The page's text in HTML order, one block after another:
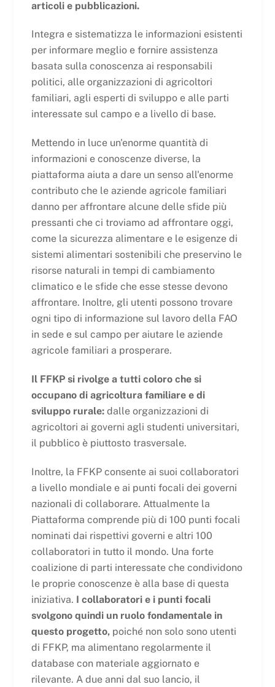
articoli e pubblicazioni.
Integra e sistematizza le informazioni esistenti
per informare meglio e fornire assistenza
basata sulla conoscenza ai responsabili
politici, alle organizzazioni di agricoltori
familiari, agli esperti di sviluppo e alle parti
interessate sul campo e a livello di base.
Mettendo in luce un'enorme quantità di
informazioni e conoscenze diverse, la
piattaforma aiuta a dare un senso all'enorme
contributo che le aziende agricole familiari
danno per affrontare alcune delle sfide più
pressanti che ci troviamo ad affrontare oggi,
come la sicurezza alimentare e le esigenze di
sistemi alimentari sostenibili che preservino le
risorse naturali in tempi di cambiamento
climatico e le sfide che esse stesse devono
affrontare. Inoltre, gli utenti possono trovare
ogni tipo di informazione sul lavoro della FAO
in sede e sul campo per aiutare le aziende
agricole familiari a prosperare.
Il FFKP si rivolge a tutti coloro che si
occupano di agricoltura familiare e di
sviluppo rurale:dalle organizzazioni di
agricoltori ai governi agli studenti universitari,
il pubblico è piuttosto trasversale.
Inoltre, la FFKP consente ai suoi collaboratori
a livello mondiale e ai punti focali dei governi
nazionali di collaborare. Attualmente la
Piattaforma comprende più di 100 punti focali
nominati dai rispettivi governi e altri 100
collaboratori in tutto il mondo. Una forte
coalizione di parti interessate che condividono
le proprie conoscenze è alla base di questa
iniziativa. I collaboratori e i punti focali
svolgono quindi un ruolo fondamentale in
questo progetto,poiché non solo sono utenti
di FFKP, ma alimentano regolarmente il
database con materiale aggiornato e
rilevante. A due anni dal suo lancio, il